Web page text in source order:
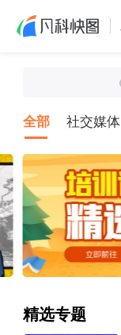
全部 社交媒体
精选专题